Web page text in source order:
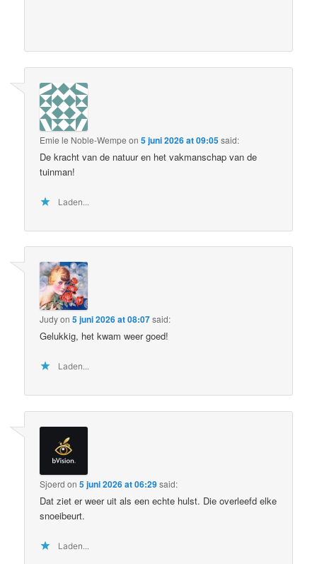
Emie le Noble-Wempe on5 juni 2026 at 09:05said:
De kracht van de natuur en het vakmanschap van de
tuinman!
Laden...
Judyon5 juni 2026 at 08:07said:
Gelukkig, het kwam weer goed!
Laden...
Sjoerd on5 juni 2026 at 06:29said:
Dat ziet er weer uit als een echte hulst. Die overleefd elke
snoeibeurt.
Laden...